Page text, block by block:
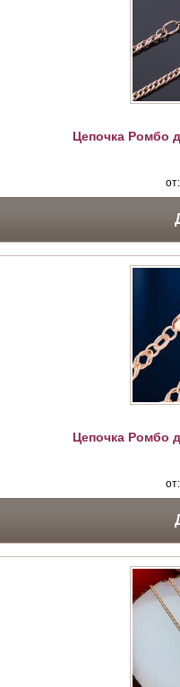
Цепочка Ромбо
Цепочка Ромбо